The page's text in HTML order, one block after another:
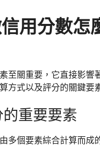
用分數怎
至關重要，它直接影
方式以及評分的關鍵要
重要要素
多個要素綜合計算而成